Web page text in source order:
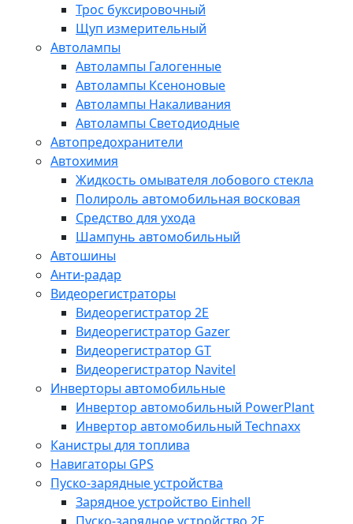
Трос буксировочный
Щуп измерительный
Автолампы
Автолампы Галогенные
Автолампы Ксеноновые
Автолампы Накаливания
Автолампы Светодиодные
Автопредохранители
Автохимия
Жидкость омывателя лобового стекла
Полироль автомобильная восковая
Средство для ухода
Шампунь автомобильный
Автошины
Анти-радар
Видеорегистраторы
Видеорегистратор 2E
Видеорегистратор Gazer
Видеорегистратор GT
Видеорегистратор Navitel
Инверторы автомобильные
Инвертор автомобильный PowerPlant
Инвертор автомобильный Technaxx
Канистры для топлива
Навигаторы GPS
Пуско-зарядные устройства
Зарядное устройство Einhell